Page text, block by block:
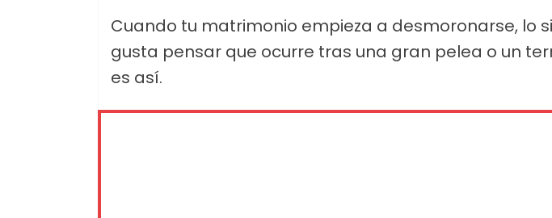
Cuando tu matrimonio empieza a desmoronarse, lo
gusta pensar que ocurre tras una gran pelea o un
es así.